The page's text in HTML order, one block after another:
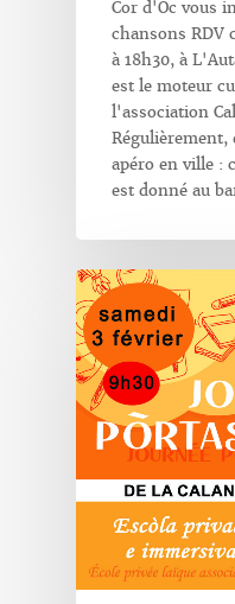
Cor d'Oc vous
chansons RDV
à 18h30, à
est le moteur
l'association
Régulièrement,
apéro en ville :
est donné au